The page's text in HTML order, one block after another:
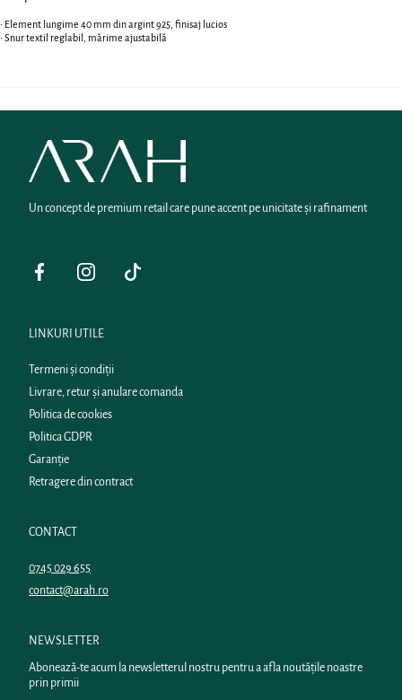
• Element lungime 40 mm din argint 925, finisaj lucios
• Snur textil reglabil, mărime ajustabilă
Un concept de premium retail care pune accent pe unicitate și rafinament
FacebookInstagramTiktok
LINKURI UTILE
Termeni și condiții
Livrare, retur și anulare comanda
Politica de cookies
Politica GDPR
Garanție
Retragere din contract
CONTACT
0745 029 655
contact@arah.ro
NEWSLETTER
Abonează-te acum la newsletterul nostru pentru a afla noutățile noastre
prin primii